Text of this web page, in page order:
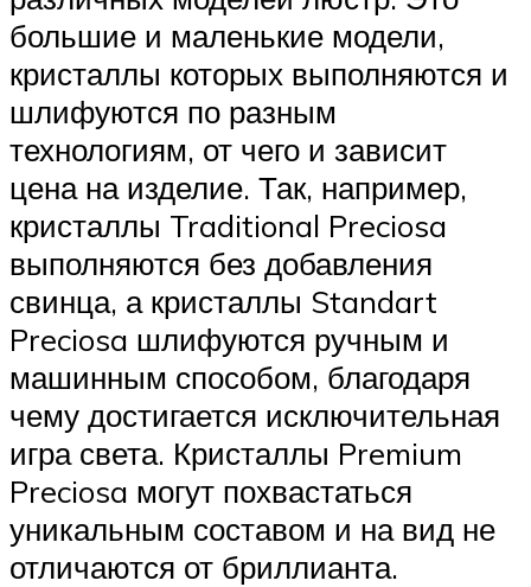
большие и маленькие модели,
кристаллы которых выполняются и
шлифуются по разным
технологиям, от чего и зависит
цена на изделие. Так, например,
кристаллы Traditional Preciosa
выполняются без добавления
свинца, а кристаллы Standart
Preciosa шлифуются ручным и
машинным способом, благодаря
чему достигается исключительная
игра света. Кристаллы Premium
Preciosa могут похвастаться
уникальным составом и на вид не
отличаются от бриллианта.